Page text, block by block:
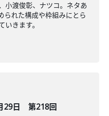
小渡俊彰、ナツコ。ネタあ
られた構成や枠組みにとら
きます。
29日 第218回